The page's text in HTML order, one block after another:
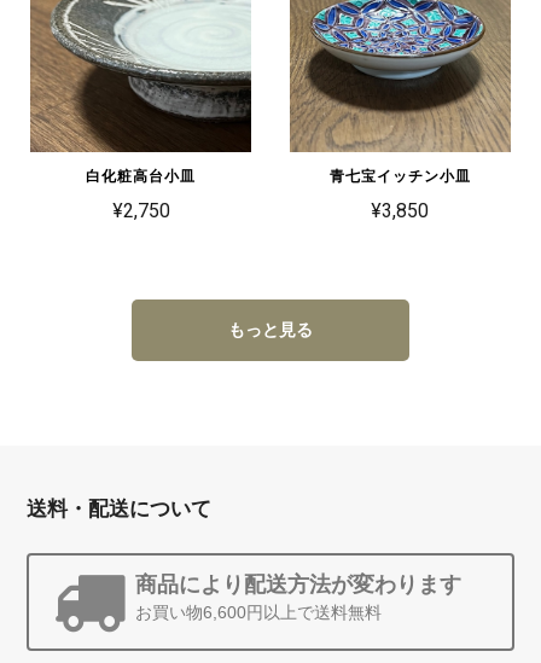
白化粧高台小皿
¥2,750
青七宝イッチン小皿
¥3,850
もっと見る
送料・配送について
商品により配送方法が変わります
お買い物6,600円以上で送料無料